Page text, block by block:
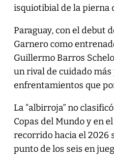
isquiotibial de la pierna
Paraguay, con el debut
Garnero como
Guillermo Barros
un rival de cuidado
enfrentamientos que
La “albirroja” no
Copas del Mundo y en
recorrido hacia el 2026
punto de los seis en